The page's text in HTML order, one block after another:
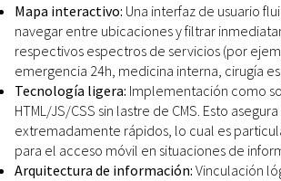
Mapa interactivo: Una interfaz de usuario
navegar entre ubicaciones y filtrar
respectivos espectros de servicios (por
emergencia 24h, medicina interna, cirugía
Tecnología ligera: Implementación como
HTML/JS/CSS sin lastre de CMS. Esto
extremadamente rápidos, lo cual es
para el acceso móvil en situaciones de
Arquitectura de información: Vinculación